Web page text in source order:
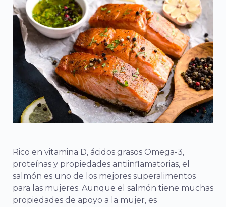
Rico en vitamina D, ácidos grasos Omega-3,
proteínas y propiedades antiinflamatorias, el
salmón es uno de los mejores superalimentos
para las mujeres. Aunque el salmón tiene muchas
propiedades de apoyo a la mujer, es